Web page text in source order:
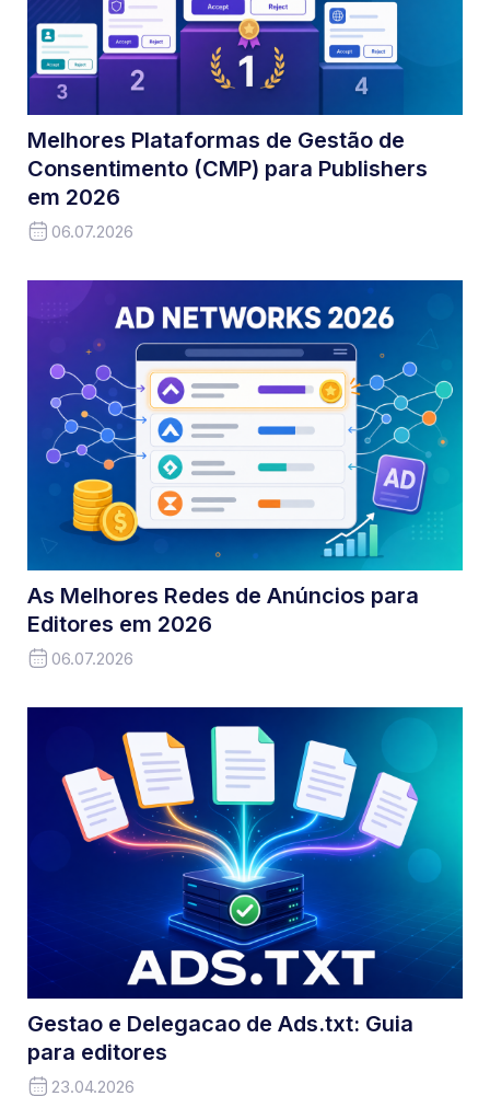
Melhores Plataformas de Gestão de
Consentimento (CMP) para Publishers
em 2026
06.07.2026
As Melhores Redes de Anúncios para
Editores em 2026
06.07.2026
Gestao e Delegacao de Ads.txt: Guia
para editores
23.04.2026